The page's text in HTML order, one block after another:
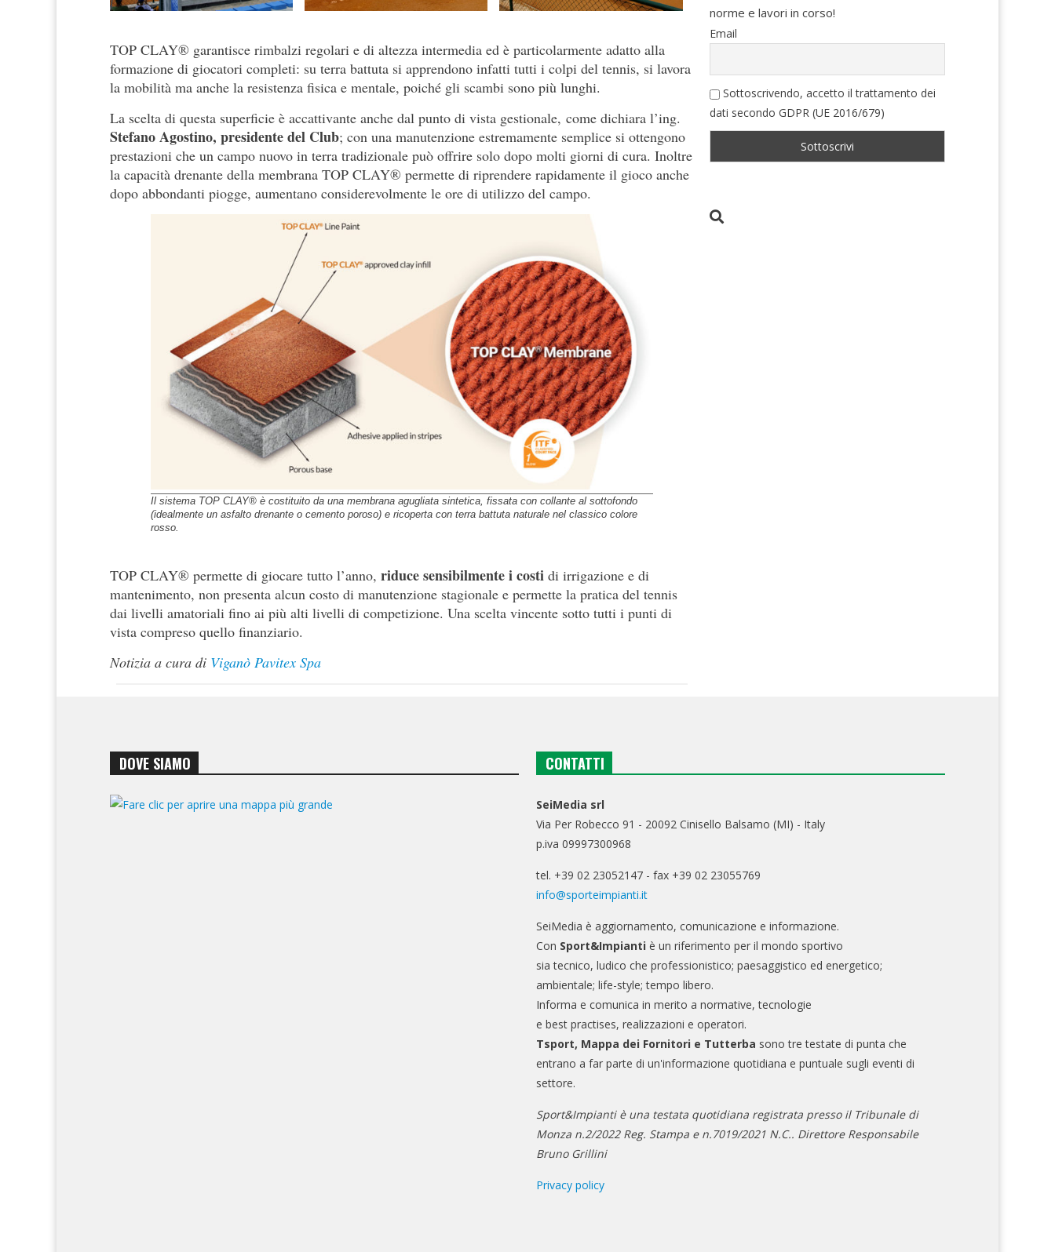
TOP CLAY® garantisce rimbalzi regolari e di altezza intermedia ed è particolarmente adatto alla
formazione di giocatori completi: su terra battuta si apprendono infatti tutti i colpi del tennis, si lavora
la mobilità ma anche la resistenza fisica e mentale, poiché gli scambi sono più lunghi.
La scelta di questa superficie è accattivante anche dal punto di vista gestionale, come dichiara l’ing.
Stefano Agostino, presidente del Club; con una manutenzione estremamente semplice si ottengono
prestazioni che un campo nuovo in terra tradizionale può offrire solo dopo molti giorni di cura. Inoltre
la capacità drenante della membrana TOP CLAY® permette di riprendere rapidamente il gioco anche
dopo abbondanti piogge, aumentano considerevolmente le ore di utilizzo del campo.
Il sistema TOP CLAY® è costituito da una membrana agugliata sintetica, fissata con collante al sottofondo
(idealmente un asfalto drenante o cemento poroso) e ricoperta con terra battuta naturale nel classico colore
rosso.
TOP CLAY® permette di giocare tutto l’anno, riduce sensibilmente i costi di irrigazione e di
mantenimento, non presenta alcun costo di manutenzione stagionale e permette la pratica del tennis
dai livelli amatoriali fino ai più alti livelli di competizione. Una scelta vincente sotto tutti i punti di
vista compreso quello finanziario.
Notizia a cura di Viganò Pavitex Spa
norme e lavori in corso!
Email
Sottoscrivendo, accetto il trattamento dei
dati secondo GDPR (UE 2016/679)
DOVE SIAMO CONTATTI
SeiMedia srl
Via Per Robecco 91 - 20092 Cinisello Balsamo (MI) - Italy
p.iva 09997300968
tel. +39 02 23052147 - fax +39 02 23055769
info@sporteimpianti.it
SeiMedia è aggiornamento, comunicazione e informazione.
Con Sport&Impianti è un riferimento per il mondo sportivo
sia tecnico, ludico che professionistico; paesaggistico ed energetico;
ambientale; life-style; tempo libero.
Informa e comunica in merito a normative, tecnologie
e best practises, realizzazioni e operatori.
Tsport, Mappa dei Fornitori e Tutterba sono tre testate di punta che
entrano a far parte di un'informazione quotidiana e puntuale sugli eventi di
settore.
Sport&Impianti è una testata quotidiana registrata presso il Tribunale di
Monza n.2/2022 Reg. Stampa e n.7019/2021 N.C.. Direttore Responsabile
Bruno Grillini
Privacy policy